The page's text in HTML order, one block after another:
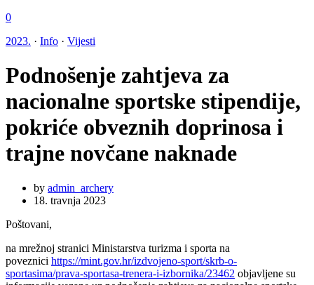
0
2023. · Info · Vijesti
Podnošenje zahtjeva za
nacionalne sportske stipendije,
pokriće obveznih doprinosa i
trajne novčane naknade
by admin_archery
18. travnja 2023
Poštovani,
na mrežnoj stranici Ministarstva turizma i sporta na
poveznici https://mint.gov.hr/izdvojeno-sport/skrb-o-
sportasima/prava-sportasa-trenera-i-izbornika/23462 objavljene su